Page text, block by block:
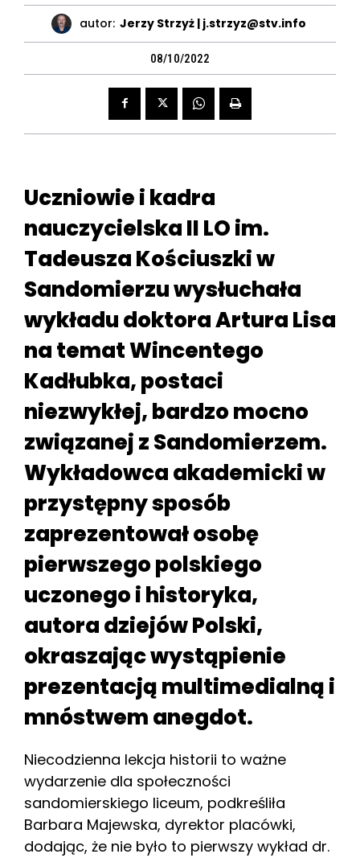
autor: Jerzy Strzyż | j.strzyz@stv.info
08/10/2022
Uczniowie i kadra
nauczycielska II LO im.
Tadeusza Kościuszki w
Sandomierzu wysłuchała
wykładu doktora Artura Lisa
na temat Wincentego
Kadłubka, postaci
niezwykłej, bardzo mocno
związanej z Sandomierzem.
Wykładowca akademicki w
przystępny sposób
zaprezentował osobę
pierwszego polskiego
uczonego i historyka,
autora dziejów Polski,
okraszając wystąpienie
prezentacją multimedialną i
mnóstwem anegdot.
Niecodzienna lekcja historii to ważne
wydarzenie dla społeczności
sandomierskiego liceum, podkreśliła
Barbara Majewska, dyrektor placówki,
dodając, że nie było to pierwszy wykład dr.